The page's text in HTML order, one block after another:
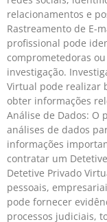
relacionamentos e
Rastreamento de E-
profissional pode
comprometedoras
investigação.
Virtual pode realizar
obter informações
Análise de Dados: O
análises de dados
informações
contratar um
Detetive Privado
pessoais,
pode fornecer
processos judiciais,